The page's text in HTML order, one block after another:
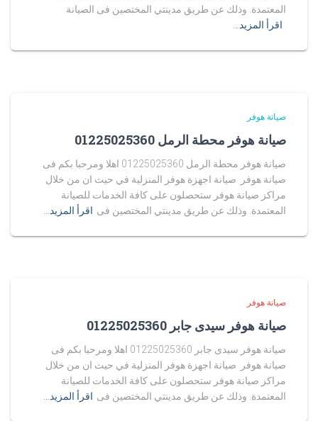
المعتمدة. وذلك عن طريق مدينتي المختصين فى الصيانة
اقرأ المزيد…
صيانة هوفر
صيانة هوفر محطة الرمل 01225025360
صيانة هوفر محطة الرمل 01225025360 اهلا ومرحبا بكم فى
صيانة هوفر صيانة اجهزة هوفر المنزلية في حيث ان من خلال
مراكز صيانة هوفر ستحصلون على كافة الخدمات للصيانة
المعتمدة. وذلك عن طريق مدينتي المختصين فى اقرأ المزيد…
صيانة هوفر
صيانة هوفر سيدى جابر 01225025360
صيانة هوفر سيدى جابر 01225025360 اهلا ومرحبا بكم فى
صيانة هوفر صيانة اجهزة هوفر المنزلية في حيث ان من خلال
مراكز صيانة هوفر ستحصلون على كافة الخدمات للصيانة
المعتمدة. وذلك عن طريق مدينتي المختصين فى اقرأ المزيد…